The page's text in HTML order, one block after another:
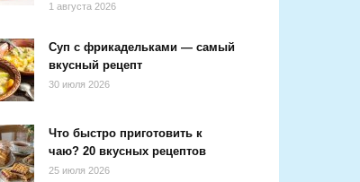
1 августа 2026
Суп с фрикадельками — самый
вкусный рецепт
30 июля 2026
Что быстро приготовить к
чаю? 20 вкусных рецептов
25 июля 2026